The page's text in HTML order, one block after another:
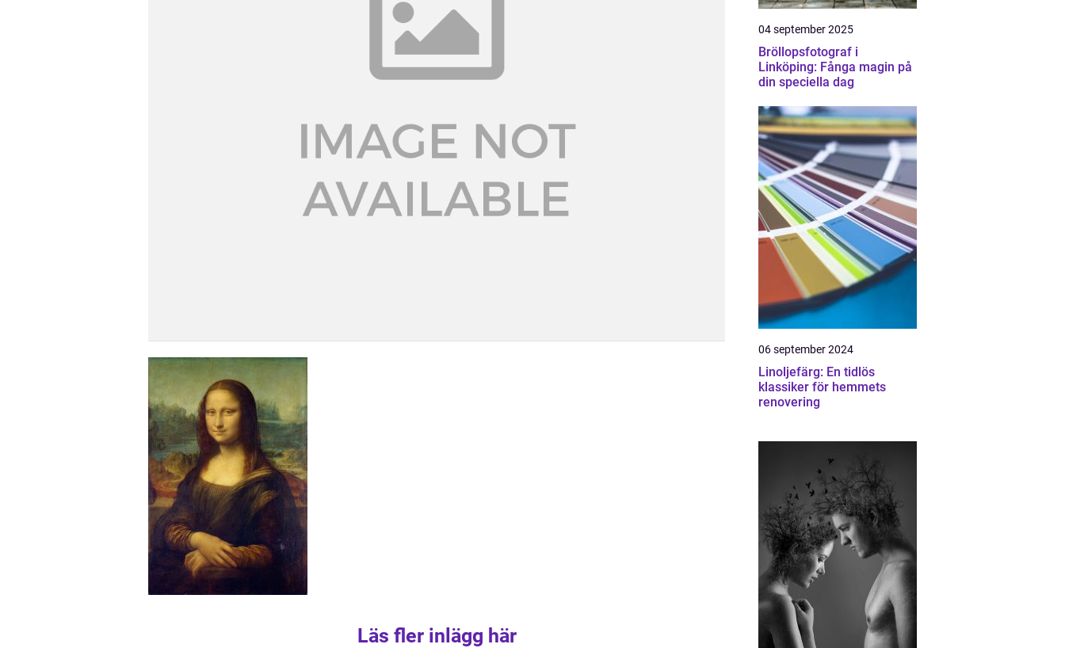
Läs fler inlägg här
04 september 2025
Bröllopsfotograf i
Linköping: Fånga magin på
din speciella dag
06 september 2024
Linoljefärg: En tidlös
klassiker för hemmets
renovering